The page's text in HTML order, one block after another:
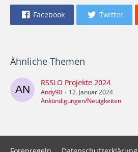
Facebook Twitter
Ähnliche Themen
RSSLO Projekte 2024
Andy90
12. Januar 2024
Ankündigungen/Neuigkeiten